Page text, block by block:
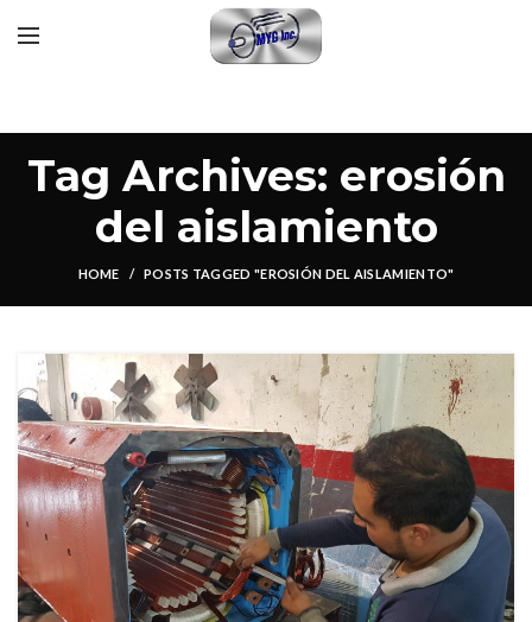
Tag Archives: erosión
del aislamiento
HOME POSTS TAGGED "EROSIÓN DEL AISLAMIENTO"